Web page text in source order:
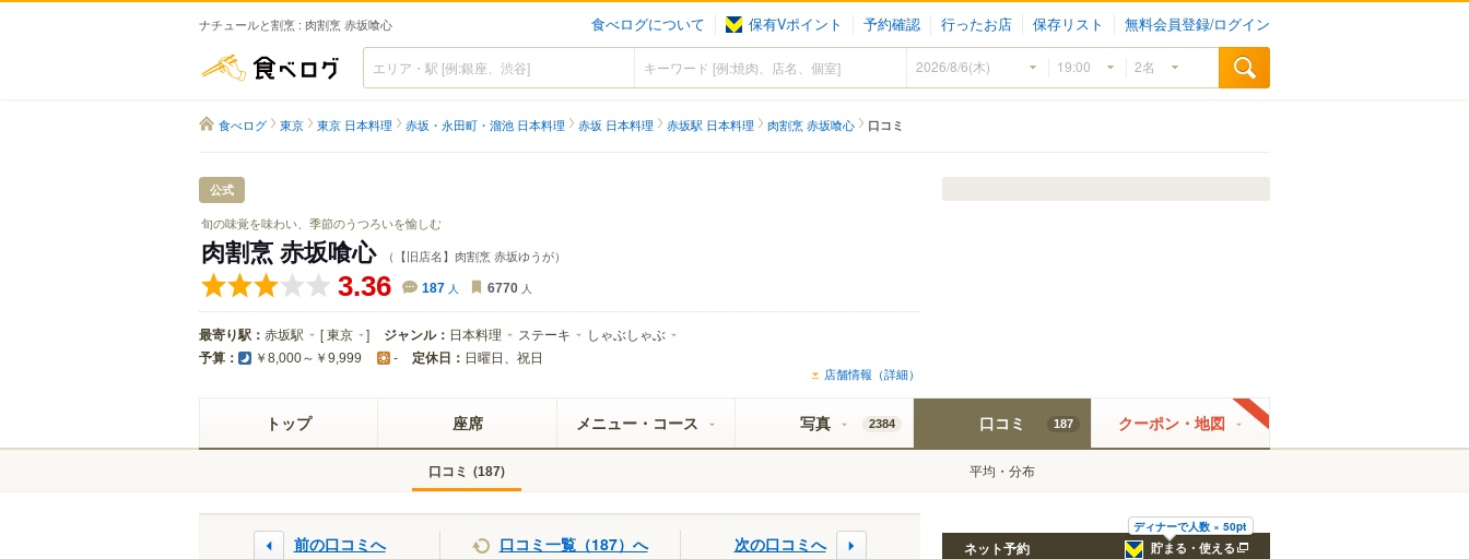
ナチュールと割烹 : 肉割烹 赤坂喰心 食べログについて 保有Vポイント 予約確認 行ったお店 保存リスト 無料会員登録/ログイン
食べログ
食べログ 東京 東京 日本料理 赤坂・永田町・溜池 日本料理 赤坂 日本料理 赤坂駅 日本料理 肉割烹 赤坂喰心 口コミ
公式
旬の味覚を味わい、季節のうつろいを愉しむ
肉割烹 赤坂喰心 （【旧店名】肉割烹 赤坂ゆうが）
3.36 187 人 6770 人
最寄り駅： 赤坂駅 [東京 ] ジャンル： 日本料理 ステーキ しゃぶしゃぶ
予算： ￥8,000～￥9,999 - 定休日： 日曜日、祝日
店舗情報（詳細）
トップ 座席 メニュー・コース 写真 2384 口コミ 187
口コミ (187) 平均・分布
クーポン・地図
前の口コミへ 口コミ一覧（187）へ 次の口コミへ
ディナーで人数 × 50pt
貯まる・使える
ネット予約